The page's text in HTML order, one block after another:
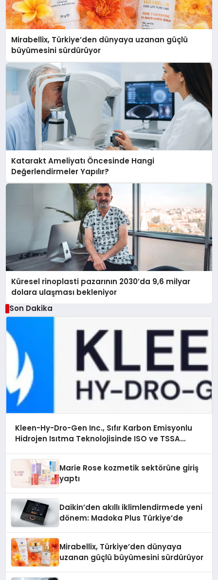
Mirabellix, Türkiye’den dünyaya uzanan güçlü
büyümesini sürdürüyor
Katarakt Ameliyatı Öncesinde Hangi
Değerlendirmeler Yapılır?
Küresel rinoplasti pazarının 2030’da 9,6 milyar
dolara ulaşması bekleniyor
Son Dakika
Kleen-Hy-Dro-Gen Inc., Sıfır Karbon Emisyonlu
Hidrojen Isıtma Teknolojisinde ISO ve TSSA
Marie Rose kozmetik sektörüne giriş
yaptı
Daikin’den akıllı iklimlendirmede yeni
dönem: Madoka Plus Türkiye’de
Mirabellix, Türkiye’den dünyaya
uzanan güçlü büyümesini sürdürüyor